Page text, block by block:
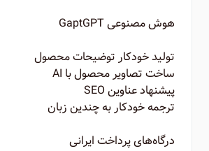
هوش مصنوعی GaptGPT
تولید خودکار توضیحات محصول
ساخت تصاویر محصول با AI
پیشنهاد عناوین SEO
ترجمه خودکار به چندین زبان
درگاه‌های پرداخت ایرانی